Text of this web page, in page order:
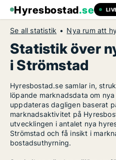
Hyresbostad.se
Se all statistik Nya rum att
Statistik över
i Strömstad
Hyresbostad.se samlar in,
löpande marknadsdata om
uppdateras dagligen baserat
marknadsaktivitet på
utvecklingen i antalet nya
Strömstad och få insikt i
bostadsuthyrning.